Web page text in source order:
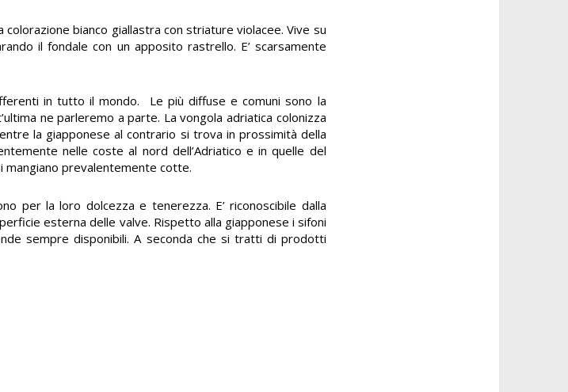
bianco giallastra con striature violacee. Vive su
il fondale con un apposito rastrello. E’ scarsamente
in tutto il mondo. Le più diffuse e comuni sono la
ne parleremo a parte. La vongola adriatica colonizza
la giapponese al contrario si trova in prossimità della
nelle coste al nord dell’Adriatico e in quelle del
mangiano prevalentemente cotte.
per la loro dolcezza e tenerezza. E’ riconoscibile dalla
esterna delle valve. Rispetto alla giapponese i sifoni
sempre disponibili. A seconda che si tratti di prodotti